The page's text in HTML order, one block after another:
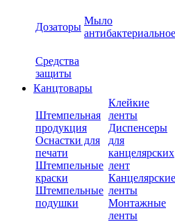
Дозаторы
Мыло
антибактериальное
Средства
защиты
Канцтовары
Штемпельная
продукция
Оснастки для
печати
Штемпельные
краски
Штемпельные
подушки
Клейкие
ленты
Диспенсеры
для
канцелярских
лент
Канцелярские
ленты
Монтажные
ленты